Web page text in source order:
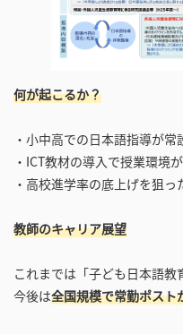
何が起こるか？
・小中高での日本語指導が
・ICT教材の導入で授業環境
・高校進学率の底上げを狙
教師のキャリア展望
これまでは「子ども日本語教
今後は全国規模で常勤ポスト